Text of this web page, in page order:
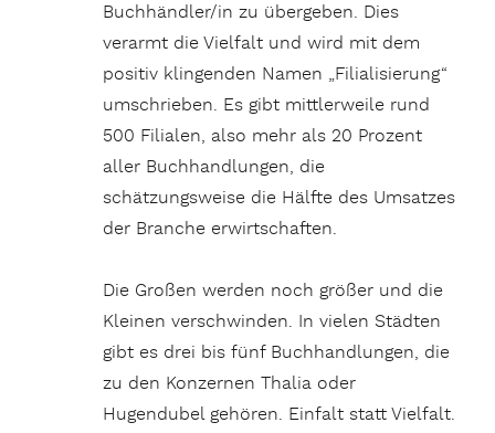
Buchhändler/in zu übergeben. Dies
verarmt die Vielfalt und wird mit dem
positiv klingenden Namen „Filialisierung“
umschrieben. Es gibt mittlerweile rund
500 Filialen, also mehr als 20 Prozent
aller Buchhandlungen, die
schätzungsweise die Hälfte des Umsatzes
der Branche erwirtschaften.
Die Großen werden noch größer und die
Kleinen verschwinden. In vielen Städten
gibt es drei bis fünf Buchhandlungen, die
zu den Konzernen Thalia oder
Hugendubel gehören. Einfalt statt Vielfalt.